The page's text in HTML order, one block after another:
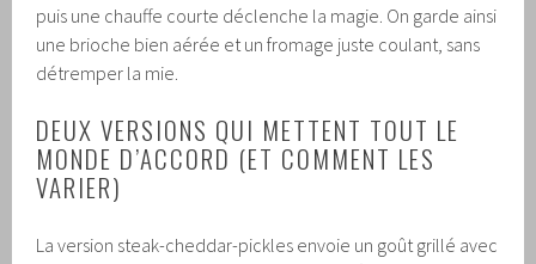
puis une chauffe courte déclenche la magie. On garde ainsi
une brioche bien aérée et un fromage juste coulant, sans
détremper la mie.
DEUX VERSIONS QUI METTENT TOUT LE
MONDE D’ACCORD (ET COMMENT LES
VARIER)
La version steak-cheddar-pickles envoie un goût grillé avec